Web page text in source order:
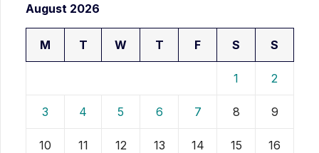
August 2026
M T W T F S S
1 2
3 4 5 6 7 8 9
10 11 12 13 14 15 16